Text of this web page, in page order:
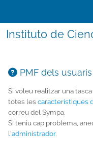
Instituto de
PMF dels
Si voleu realitzar una
totes les característiques
correu del Sympa.
Si teniu cap problema,
l'administrador.